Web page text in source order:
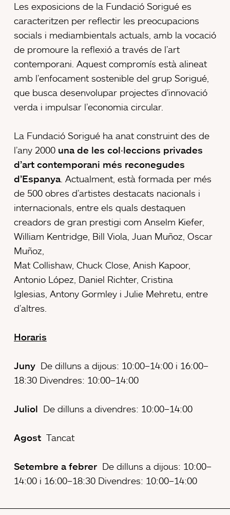
Les exposicions de la Fundació Sorigué es
caracteritzen per reflectir les preocupacions
socials i mediambientals actuals, amb la vocació
de promoure la reflexió a través de l’art
contemporani. Aquest compromís està alineat
amb l’enfocament sostenible del grup Sorigué,
que busca desenvolupar projectes d’innovació
verda i impulsar l’economia circular.
La Fundació Sorigué ha anat construint des de
l’any 2000 una de les col·leccions privades
d’art contemporani més reconegudes
d’Espanya . Actualment, està formada per més
de 500 obres d’artistes destacats nacionals i
internacionals, entre els quals destaquen
creadors de gran prestigi com Anselm Kiefer,
William Kentridge, Bill Viola, Juan Muñoz, Oscar
Muñoz,
Mat Collishaw, Chuck Close, Anish Kapoor,
Antonio López, Daniel Richter, Cristina
Iglesias, Antony Gormley i Julie Mehretu, entre
d’altres.
Horaris
Juny De dilluns a dijous: 10:00–14:00 i 16:00–
18:30 Divendres: 10:00–14:00
Juliol De dilluns a divendres: 10:00–14:00
Agost Tancat
Setembre a febrer De dilluns a dijous: 10:00–
14:00 i 16:00–18:30 Divendres: 10:00–14:00